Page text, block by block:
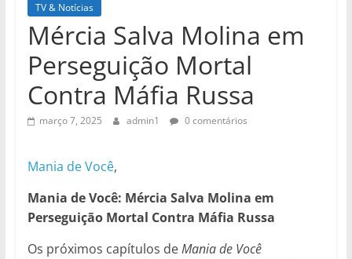
TV & Notícias
Mércia Salva Molina em
Perseguição Mortal
Contra Máfia Russa
março 7, 2025 admin1 0 comentários
Mania de Você,
Mania de Você: Mércia Salva Molina em
Perseguição Mortal Contra Máfia Russa
Os próximos capítulos deMania de Você